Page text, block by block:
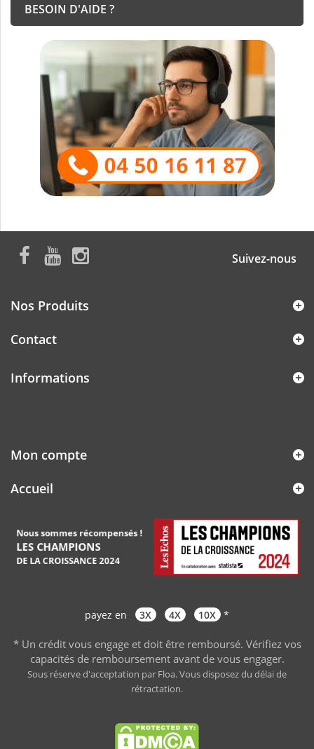
BESOIN D'AIDE ?
Suivez-nous
Nos Produits
Contact
Informations
Mon compte
Accueil
payez en 3X 4X 10X *
* Un crédit vous engage et doit être remboursé. Vérifiez vos
capacités de remboursement avant de vous engager.
Sous réserve d'acceptation par Floa. Vous disposez du délai de
rétractation.